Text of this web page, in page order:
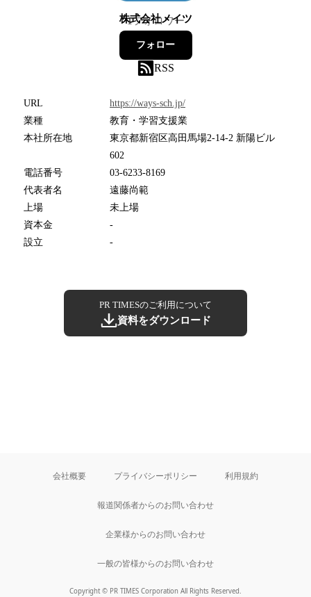
株式会社メイツ
1フォロワー
フォロー
RSS
URL
https://ways-sch.jp/
業種
教育・学習支援業
本社所在地
東京都新宿区高田馬場2-14-2 新陽ビル
602
電話番号
03-6233-8169
代表者名
遠藤尚範
上場
未上場
資本金
-
設立
-
PR TIMESのご利用について
資料をダウンロード
会社概要 プライバシーポリシー 利用規約
報道関係者からのお問い合わせ
企業様からのお問い合わせ
一般の皆様からのお問い合わせ
Copyright © PR TIMES Corporation All Rights Reserved.